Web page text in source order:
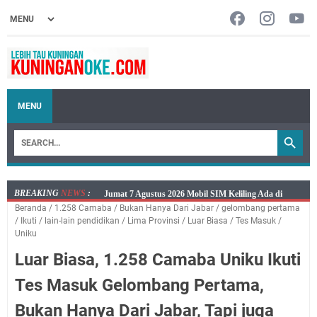
MENU
BREAKING NEWS :
Embun Pagi Jumat 8 Agustus 2026: Jika Keberkahan
Dicabut Dari Hidupmu, Kamu Akan Tetap Berjalan
juga Tempat Beristirahat yang Paling Menenangkan, Ini
Jadwal Salat Wilayah Kuningan Jumat 7 Agustus 2026
Beranda / 1.258 Camaba / Bukan Hanya Dari Jabar / gelombang pertama
/ Ikuti / lain-lain pendidikan / Lima Provinsi / Luar Biasa / Tes Masuk /
Uniku
Luar Biasa, 1.258 Camaba Uniku Ikuti
Tes Masuk Gelombang Pertama,
Bukan Hanya Dari Jabar, Tapi juga